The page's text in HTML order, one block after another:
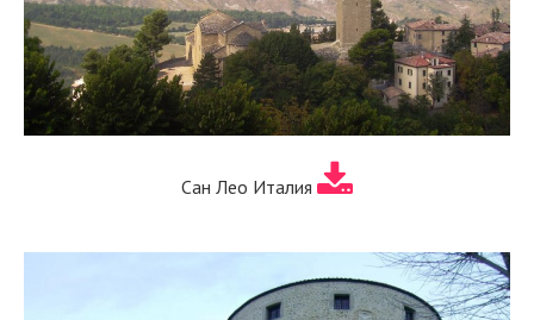
Сан Лео Италия